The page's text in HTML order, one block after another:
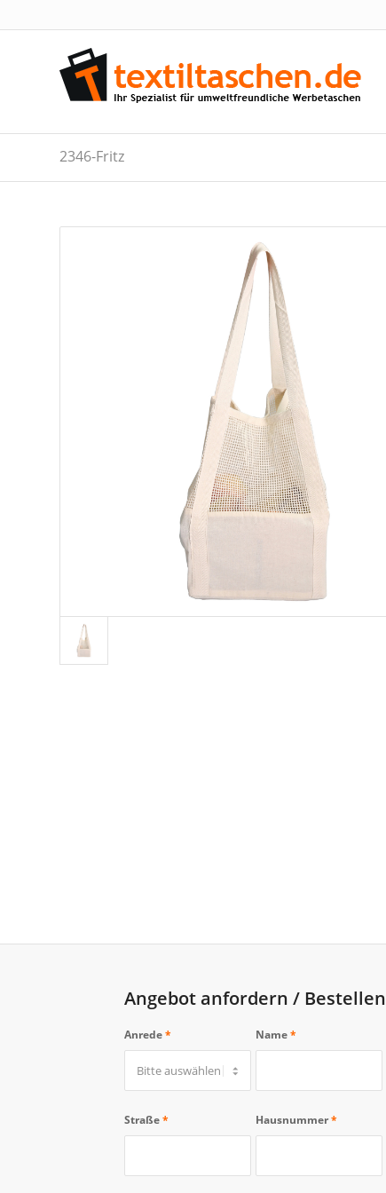
2346-Fritz
Angebot anfordern / Bestellen
Anrede* Name*
Straße* Hausnummer*